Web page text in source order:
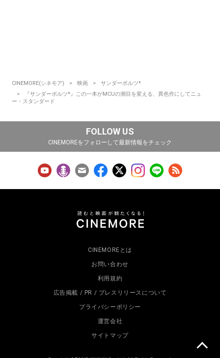
CINEMORE(シネモア) 映画
サンダーボルツ*
『サンダーボルツ*』この一本がMCUの潮目を変える、異色作にしてニュ
ー・スタンダード
FOLLOW US
CINEMOREをフォローして最新情報をチェック
CINEMOREとは
お問い合わせ
利用規約
広告掲載 / PR / プレスリリースについて
プライバシーポリシー
運営会社
サイトマップ